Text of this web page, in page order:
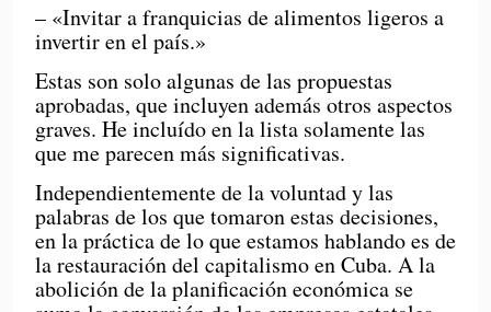
– «Invitar a franquicias de alimentos ligeros a
invertir en el país.»
Estas son solo algunas de las propuestas
aprobadas, que incluyen además otros aspectos
graves. He incluído en la lista solamente las
que me parecen más significativas.
Independientemente de la voluntad y las
palabras de los que tomaron estas decisiones,
en la práctica de lo que estamos hablando es de
la restauración del capitalismo en Cuba. A la
abolición de la planificación económica se